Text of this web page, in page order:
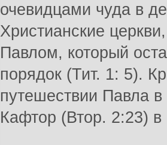
очевидцами чуда в
Христианские
Павлом, который
порядок (Тит. 1: 5).
путешествии Павла
Кафтор (Втор. 2:23) в